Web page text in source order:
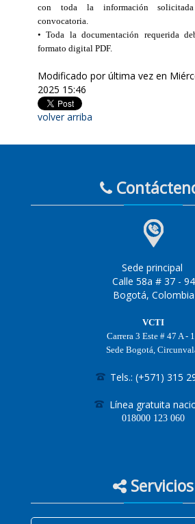
con toda la información
convocatoria.
• Toda la documentación requerida
formato digital PDF.
Modificado por última vez en
2025 15:46
volver arriba
Sede principal
Calle 58a # 37 - 94
Bogotá, Colombia
VCTI
Carrera 3 Este # 47 A -
Sede Bogotá,
Tels.: (+571) 315
Línea gratuita
018000 123 060
Servicios